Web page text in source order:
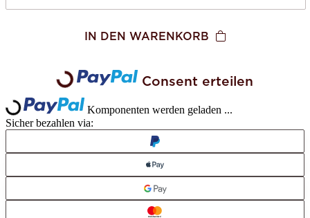
IN DEN WARENKORB
Loading... Consent erteilen
Loading...
Komponenten werden geladen ...
Sicher bezahlen via: